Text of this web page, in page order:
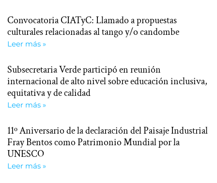
Convocatoria CIATyC: Llamado a propuestas
culturales relacionadas al tango y/o candombe
Leer más »
Subsecretaria Verde participó en reunión
internacional de alto nivel sobre educación inclusiva,
equitativa y de calidad
Leer más »
11º Aniversario de la declaración del Paisaje Industrial
Fray Bentos como Patrimonio Mundial por la
UNESCO
Leer más »